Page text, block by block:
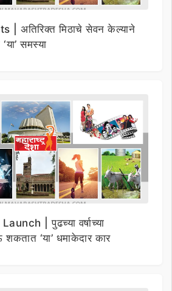
| अतिरिक्त मिठाचे सेवन केल्याने
समस्या
| पुढच्या वर्षाच्या
शकतात ‘या’ धमाकेदार कार